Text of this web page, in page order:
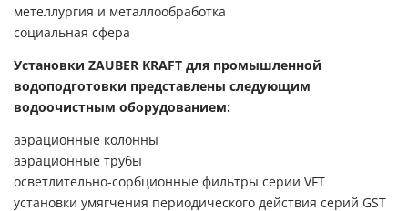
метеллургия и металлообработка
социальная сфера
Установки ZAUBER KRAFT для промышленной
водоподготовки представлены следующим
водоочистным оборудованием:
аэрационные колонны
аэрационные трубы
осветлительно-сорбционные фильтры серии VFT
установки умягчения периодического действия серий GST